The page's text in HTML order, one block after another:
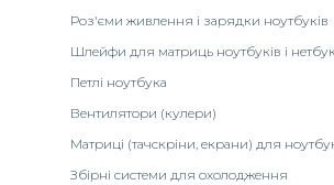
Роз'єми живлення і зарядки ноутбуків
Шлейфи для матриць ноутбуків і
Петлі ноутбука
Вентилятори (кулери)
Матриці (тачскріни, екрани) для
Збірні системи для охолодження